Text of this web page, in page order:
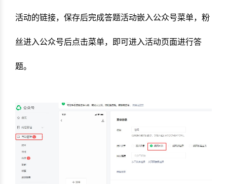
活动的链接，保存后完成答题活动嵌入公众号菜单，粉
丝进入公众号后点击菜单，即可进入活动页面进行答
题。